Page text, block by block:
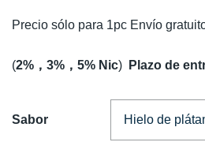
Precio sólo para 1pc Envío
(2%，3%，5% Nic) Plazo de
Sabor